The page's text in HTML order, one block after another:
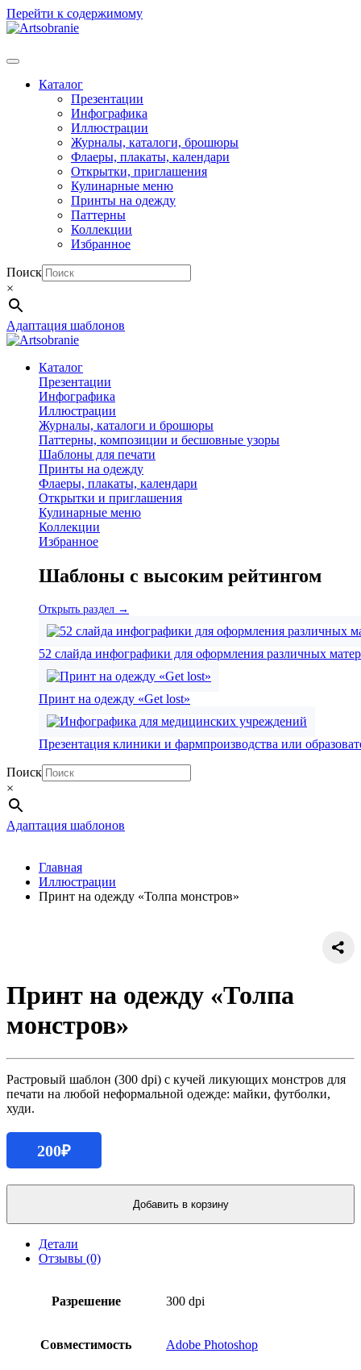
Перейти к содержимому
Каталог
Презентации
Инфографика
Иллюстрации
Журналы, каталоги, брошюры
Флаеры, плакаты, календари
Открытки, приглашения
Кулинарные меню
Принты на одежду
Паттерны
Коллекции
Избранное
Поиск
×
Адаптация шаблонов
Каталог
Презентации
Инфографика
Иллюстрации
Журналы, каталоги и брошюры
Паттерны, композиции и бесшовные узоры
Шаблоны для печати
Принты на одежду
Флаеры, плакаты, календари
Открытки и приглашения
Кулинарные меню
Коллекции
Избранное
Шаблоны с высоким рейтингом
Открыть раздел →
52 слайда инфографики для оформления различных
Принт на одежду «Get lost»
Презентация клиники и фармпроизводства или
Поиск
×
Адаптация шаблонов
Главная
Иллюстрации
Принт на одежду «Толпа монстров»
Принт на одежду «Толпа
монстров»
Растровый шаблон (300 dpi) с кучей ликующих монстров для
печати на любой неформальной одежде: майки, футболки,
худи.
200₽
Количество
Принт
одежду
«Толпа
Добавить в корзину
Детали
Отзывы (0)
Разрешение 300 dpi
Совместимость Adobe Photoshop